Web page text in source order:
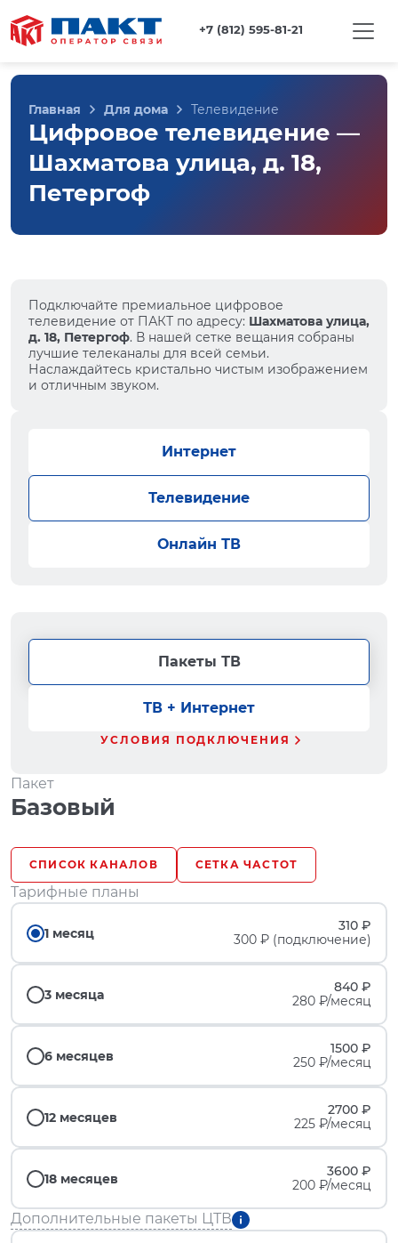
+7 (812) 595-81-21
Главная Для дома Телевидение
Цифровое телевидение —
Шахматова улица, д. 18,
Петергоф
Подключайте премиальное цифровое
телевидение от ПАКТ по адресу: Шахматова улица,
д. 18, Петергоф. В нашей сетке вещания собраны
лучшие телеканалы для всей семьи.
Наслаждайтесь кристально чистым изображением
и отличным звуком.
Интернет
Телевидение
Онлайн ТВ
Пакеты ТВ
ТВ + Интернет
УСЛОВИЯ ПОДКЛЮЧЕНИЯ
Пакет
Базовый
СПИСОК КАНАЛОВ СЕТКА ЧАСТОТ
Тарифные планы
1 месяц
310 ₽
300 ₽ (подключение)
3 месяца
840 ₽
280 ₽/месяц
6 месяцев
1500 ₽
250 ₽/месяц
12 месяцев
2700 ₽
225 ₽/месяц
18 месяцев
3600 ₽
200 ₽/месяц
Дополнительные пакеты ЦТВ